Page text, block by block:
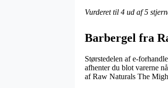
Vurderet til 4 ud af 5
Barbergel fra
Størstedelen af e-
afhenter du blot varerne
af Raw Naturals The